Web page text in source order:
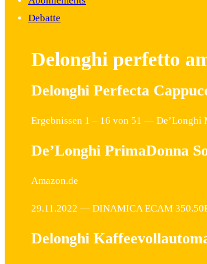
Debatte
Delonghi perfetto
Delonghi Perfecta
Ergebnissen 1 – 16 von 51 —
De’Longhi PrimaDonna
Amazon.de
29.11.2022 — DINAMICA ECAM
Delonghi